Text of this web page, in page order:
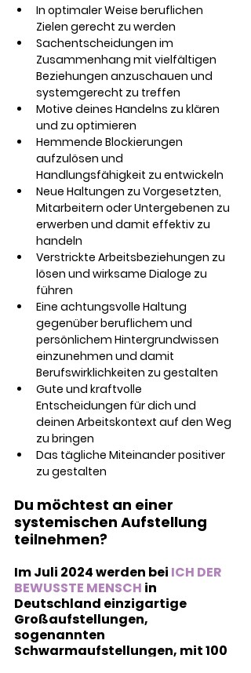
In optimaler Weise beruflichen
Zielen gerecht zu werden
Sachentscheidungen im
Zusammenhang mit vielfältigen
Beziehungen anzuschauen und
systemgerecht zu treffen
Motive deines Handelns zu klären
und zu optimieren
Hemmende Blockierungen
aufzulösen und
Handlungsfähigkeit zu entwickeln
Neue Haltungen zu Vorgesetzten,
Mitarbeitern oder Untergebenen zu
erwerben und damit effektiv zu
handeln
Verstrickte Arbeitsbeziehungen zu
lösen und wirksame Dialoge zu
führen
Eine achtungsvolle Haltung
gegenüber beruflichem und
persönlichem Hintergrundwissen
einzunehmen und damit
Berufswirklichkeiten zu gestalten
Gute und kraftvolle
Entscheidungen für dich und
deinen Arbeitskontext auf den Weg
zu bringen
Das tägliche Miteinander positiver
zu gestalten
Du möchtest an einer
systemischen Aufstellung
teilnehmen?
Im Juli 2024 werden bei ICH DER
BEWUSSTE MENSCH in
Deutschland einzigartige
Großaufstellungen,
sogenannten
Schwarmaufstellungen, mit 100